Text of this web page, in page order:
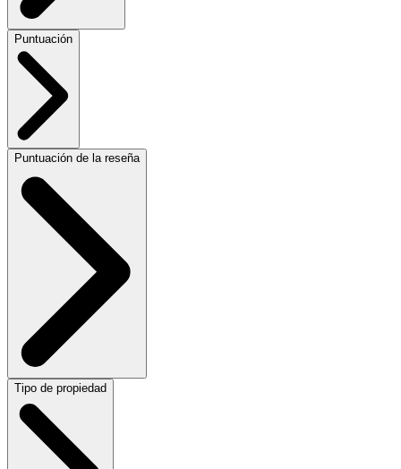
Puntuación
Puntuación de la reseña
Tipo de propiedad